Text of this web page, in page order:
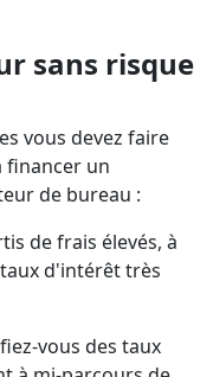
sans risque
vous devez faire
financer un
de bureau :
de frais élevés, à
d'intérêt très
vous des taux